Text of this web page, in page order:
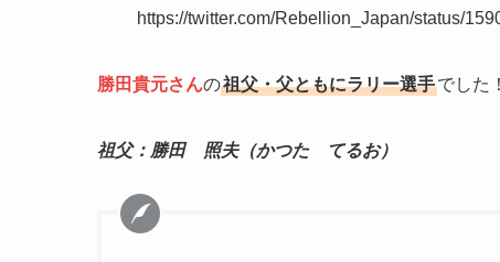
https://twitter.com/Rebellion_Japan/status/
勝田貴元さんの祖父・父ともにラリー選手でした！
祖父：勝田 照夫（かつた てるお）